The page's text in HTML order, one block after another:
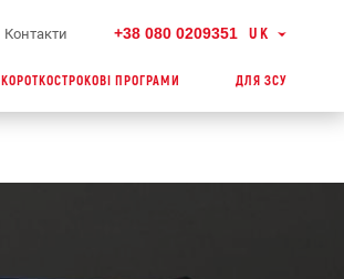
Контакти +38 080 0209351 UK
КОРОТКОСТРОКОВІ ПРОГРАМИ ДЛЯ ЗСУ